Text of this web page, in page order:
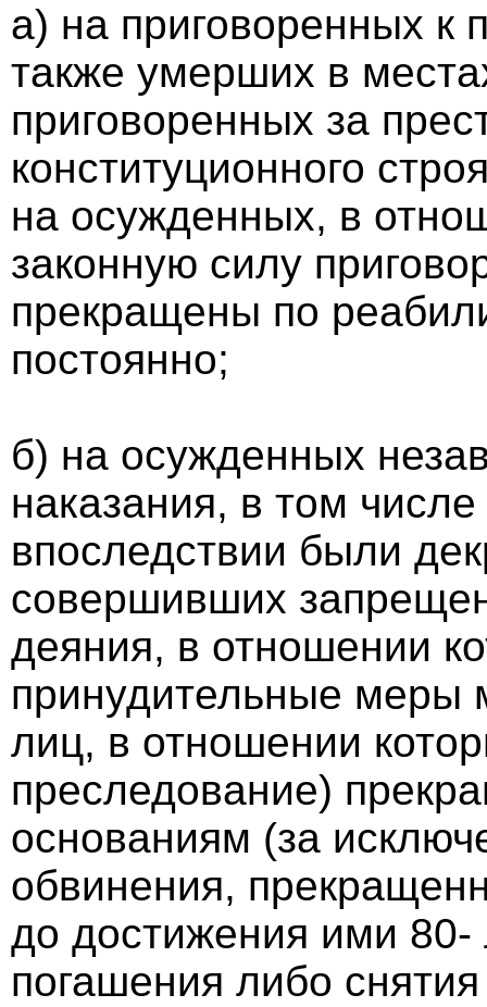
а) на приговоренных к
также умерших в
приговоренных за
конституционного
на осужденных, в
законную силу
прекращены по
постоянно;
б) на осужденных
наказания, в том
впоследствии были
совершивших
деяния, в отношении
принудительные меры
лиц, в отношении
преследование)
основаниям (за
обвинения,
до достижения ими 80-
погашения либо